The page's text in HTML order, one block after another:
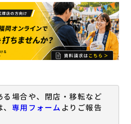
る場合や、閉店・移転など
専用フォーム よりご報告